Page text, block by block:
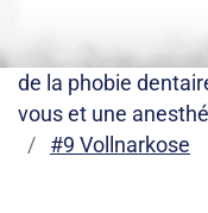
de la phobie
vous et une
#9 Vollnarkose